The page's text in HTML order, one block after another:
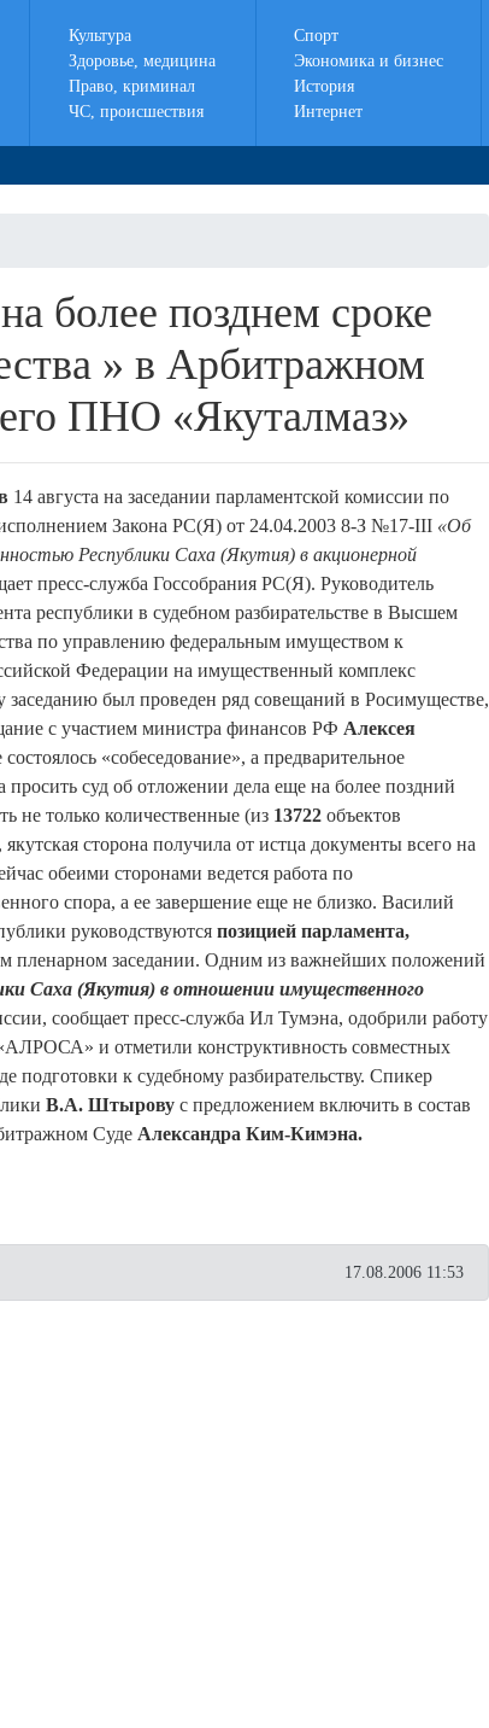
Культура
Здоровье, медицина
Право, криминал
ЧС, происшествия
Спорт
Экономика и бизнес
История
Интернет
более позднем сроке
» в Арбитражном
ПНО «Якуталмаз»
14 августа на заседании парламентской комиссии по
Закона РС(Я) от 24.04.2003 8-З №17-III «Об
Республики Саха (Якутия) в акционерной
пресс-служба Госсобрания РС(Я). Руководитель
республики в судебном разбирательстве в Высшем
по управлению федеральным имуществом к
Федерации на имущественный комплекс
был проведен ряд совещаний в Росимуществе,
с участием министра финансов РФ Алексея
«собеседование», а предварительное
просить суд об отложении дела еще на более поздний
не только количественные (из 13722 объектов
сторона получила от истца документы всего на
обеими сторонами ведется работа по
спора, а ее завершение еще не близко. Василий
руководствуются позицией парламента,
пленарном заседании. Одним из важнейших положений
Саха (Якутия) в отношении имущественного
сообщает пресс-служба Ил Тумэна, одобрили работу
и отметили конструктивность совместных
подготовки к судебному разбирательству. Спикер
В.А. Штырову с предложением включить в состав
Суде Александра Ким-Кимэна.
17.08.2006 11:53